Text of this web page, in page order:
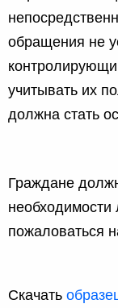
обращения не
учитывать их
должна стать
Граждане
необходимости
пожаловаться
Скачать